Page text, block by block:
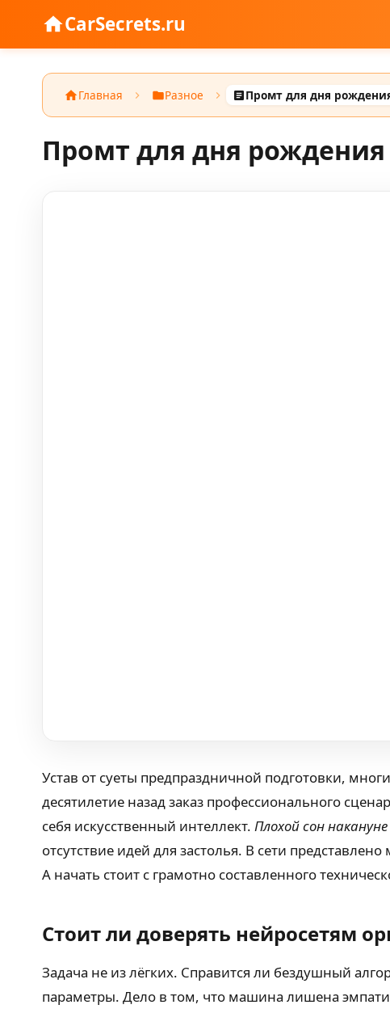
CarSecrets.ru
Главная Разное
Промт для дня
Устав от суеты предпраздничной подготовки,
десятилетие назад заказ профессионального
себя искусственный интеллект. Плохой сон
отсутствие идей для застолья. В сети
А начать стоит с грамотно составленного
Стоит ли доверять нейросетям
Задача не из лёгких. Справится ли бездушный
параметры. Дело в том, что машина лишена